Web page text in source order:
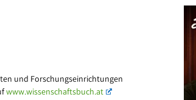
und Forschungseinrichtungen
www.wissenschaftsbuch.at